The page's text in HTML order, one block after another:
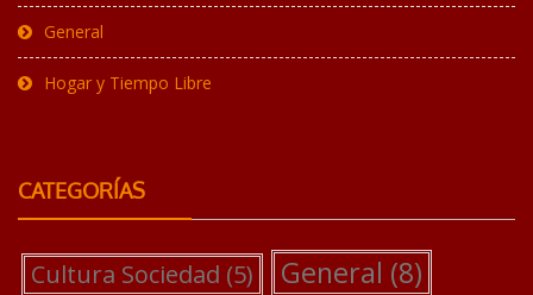
General
Hogar y Tiempo Libre
CATEGORÍAS
Cultura Sociedad (5) General (8)